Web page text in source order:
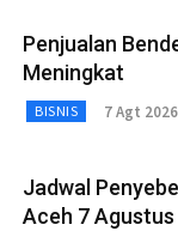
Penjualan
Meningkat
BISNIS 7 Agt 2026
Jadwal
Aceh 7